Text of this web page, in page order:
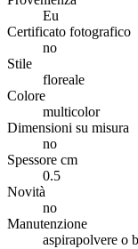
Eu
Certificato fotografico
no
Stile
floreale
Colore
multicolor
Dimensioni su misura
no
Spessore cm
0.5
Novità
no
Manutenzione
aspirapolvere o